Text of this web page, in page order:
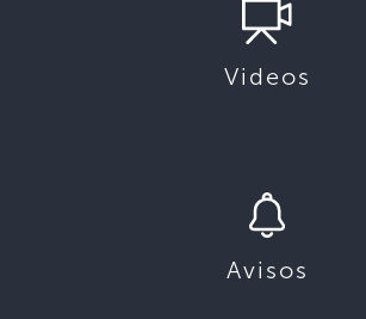
Videos
Avisos